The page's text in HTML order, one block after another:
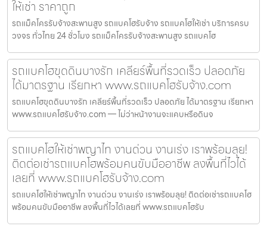
ให้เช่า ราคาถูก
รถแม็คโครรับจ้างสะพานสูง รถแบคโฮรับจ้าง รถแบคโฮให้เช่า บริการครบ
วงจร ทั่วไทย 24 ชั่วโมง รถแม็คโครรับจ้างสะพานสูง รถแบคโฮ
รถแบคโฮขุดดินบางรัก เคลียร์พื้นที่รวดเร็ว ปลอดภัย
ได้มาตรฐาน เรียกหา www.รถแบคโฮรับจ้าง.com
รถแบคโฮขุดดินบางรัก เคลียร์พื้นที่รวดเร็ว ปลอดภัย ได้มาตรฐาน เรียกหา
www.รถแบคโฮรับจ้าง.com — ไม่ว่าหน้างานจะแคบหรือดินจ
รถแบคโฮให้เช่าพญาไท งานด่วน งานเร่ง เราพร้อมลุย!
ติดต่อเช่ารถแบคโฮพร้อมคนขับมืออาชีพ ลงพื้นที่ไวได้
เลยที่ www.รถแบคโฮรับจ้าง.com
รถแบคโฮให้เช่าพญาไท งานด่วน งานเร่ง เราพร้อมลุย! ติดต่อเช่ารถแบคโฮ
พร้อมคนขับมืออาชีพ ลงพื้นที่ไวได้เลยที่ www.รถแบคโฮรับ